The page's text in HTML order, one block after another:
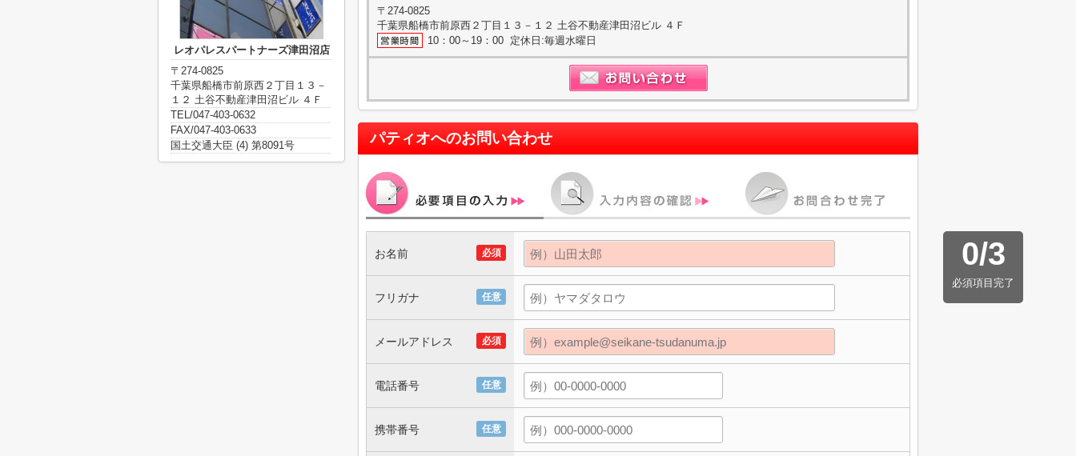
〒274-0825
千葉県船橋市前原西２丁目１３－１２ 土谷不動産津田沼ビル ４Ｆ
10：00～19：00 定休日:毎週水曜日
パティオへのお問い合わせ
0/3
必須項目完了
必須
お名前
任意
フリガナ
必須
メールアドレス
任意
電話番号
任意
携帯番号
レオパレスパートナーズ津田沼店
〒274-0825
千葉県船橋市前原西２丁目１３－
１２ 土谷不動産津田沼ビル ４Ｆ
TEL/047-403-0632
FAX/047-403-0633
国土交通大臣 (4) 第8091号